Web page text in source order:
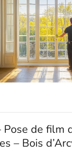
Pose de film
– Bois